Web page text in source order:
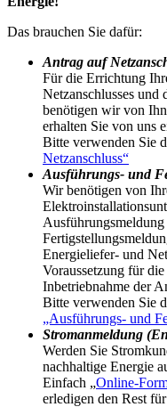
Das brauchen Sie dafür:
Antrag auf
Für die Errichtung
Netzanschlusses und
benötigen wir von
erhalten Sie von uns
Bitte verwenden Sie
Netzanschluss“
Ausführungs- und
Wir benötigen von
Energieliefer- und
Voraussetzung für
Inbetriebnahme der
Bitte verwenden Sie
„Ausführungs- und
Stromanmeldung
Werden Sie
nachhaltige Energie
Einfach „Online-
erledigen den Rest